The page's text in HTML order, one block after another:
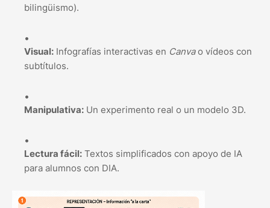
bilingüismo).
Visual: Infografías interactivas en Canvao vídeos con
subtítulos.
Manipulativa: Un experimento real o un modelo 3D.
Lectura fácil: Textos simplificados con apoyo de IA
para alumnos con DIA.